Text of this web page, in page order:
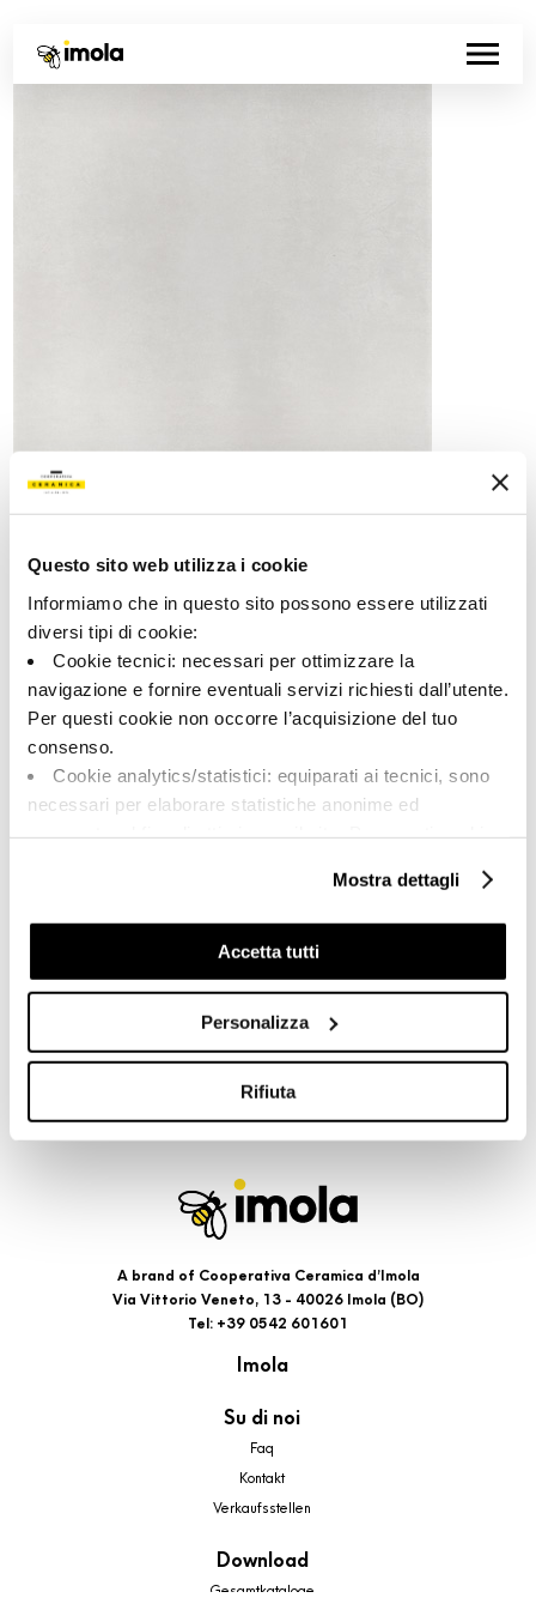
Questo sito web utilizza i cookie
Informiamo che in questo sito possono essere utilizzati
diversi tipi di cookie:
Cookie tecnici: necessari per ottimizzare la
navigazione e fornire eventuali servizi richiesti dall’utente.
Per questi cookie non occorre l’acquisizione del tuo
consenso.
Cookie analytics/statistici: equiparati ai tecnici, sono
necessari per elaborare statistiche anonime ed
Cookie di profilazione/marketing: sono utilizzati, solo
previo tuo consenso, per esaminare le tue abitudini di
navigazione e mostrarti quindi avvisi pubblicitari mirati, in
linea con le tue preferenze.
cookie di profilazione, selezionando uno dei bottoni sotto
riportati. Puoi avere maggiori dettagli visionando
l’Informativa estesa cookie. La chiusura del presente
banner comporterà il permanere dei soli cookie tecnici ed
comunque modificare le tue scelte in qualsiasi momento,
accedendo al link presente nel footer.
Mostra dettagli
Accetta tutti
Personalizza
Rifiuta
Artikelnummer
148961 | M2.0 120WL
Kollektion
00308
Weiß
Typologie:
Schlicht
poliert
Schattierung:
V2
Share:
A brand of Cooperativa Ceramica d’Imola
Via Vittorio Veneto, 13 - 40026 Imola (BO)
Tel: +39 0542 601601
Imola
Su di noi
Faq
Kontakt
Verkaufsstellen
Download
Gesamtkataloge